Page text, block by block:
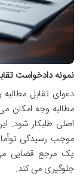
نمونه دادخواست
دعوای تقابل
مطالبه وجه امکان
اصلی طلبکار شود.
موجب رسیدگی
یک مرجع قضایی
جلوگیری می کند.